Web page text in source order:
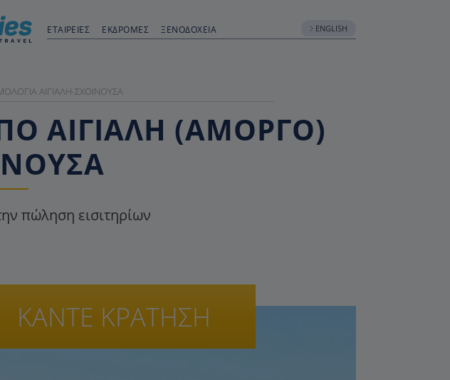
ΕΤΑΙΡΕΙΕΣ ΕΚΔΡΟΜΈΣ ΞΕΝΟΔΟΧΕΊΑ ENGLISH
ΑΙΓΙΆΛΗ-ΣΧΟΙΝΟΎΣΑ
ΑΙΓΙΆΛΗ (ΑΜΟΡΓΌ)
πώληση εισιτηρίων
ΚΑΝΤΕ ΚΡΑΤΗΣΗ